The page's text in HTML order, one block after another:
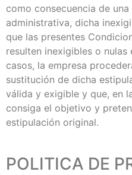
como consecuencia de
administrativa, dicha
que las presentes
resulten inexigibles o
casos, la empresa
sustitución de dicha
válida y exigible y que, en
consiga el objetivo y
estipulación original.
POLITICA DE